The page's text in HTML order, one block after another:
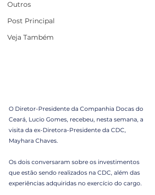
Outros
Post Principal
Veja Também
O Diretor-Presidente da Companhia Docas do
Ceará, Lucio Gomes, recebeu, nesta semana, a
visita da ex-Diretora-Presidente da CDC,
Mayhara Chaves.
Os dois conversaram sobre os investimentos
que estão sendo realizados na CDC, além das
experiências adquiridas no exercício do cargo.